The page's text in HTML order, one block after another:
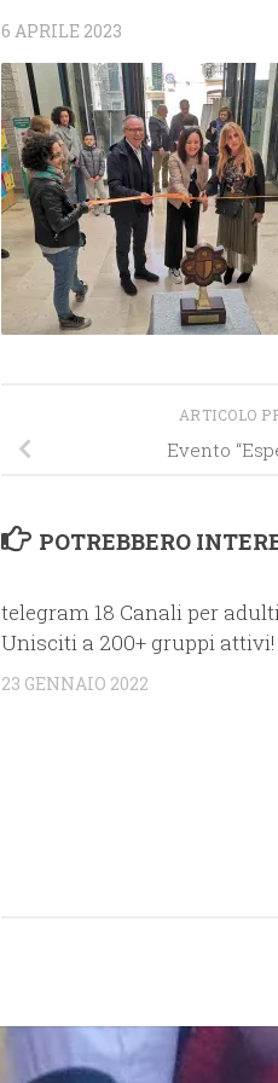
6 APRILE 2023
ARTICOLO
Evento
POTREBBERO
telegram 18 Canali per
Unisciti a 200+ gruppi attivi!
23 GENNAIO 2022